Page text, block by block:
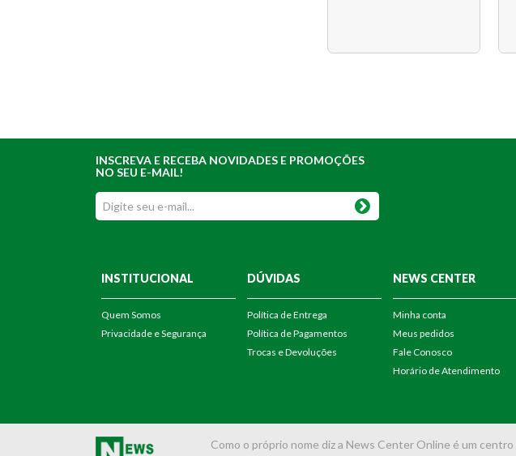
INSCREVA E RECEBA NOVIDADES E PROMOÇÕES
NO SEU E-MAIL!
INSTITUCIONAL
Quem Somos
Privacidade e Segurança
DÚVIDAS
Política de Entrega
Política de Pagamentos
Trocas e Devoluções
NEWS CENTER
Minha conta
Meus pedidos
Fale Conosco
Horário de Atendimento
Como o próprio nome diz a News Center Online é um